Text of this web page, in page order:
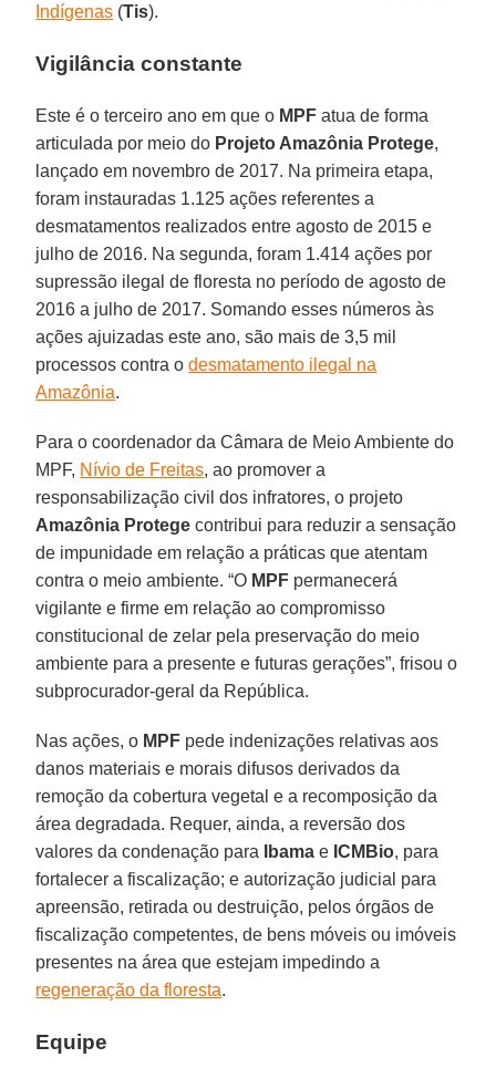
Indígenas (Tis).
Vigilância constante
Este é o terceiro ano em que o MPF atua de forma
articulada por meio do Projeto Amazônia Protege,
lançado em novembro de 2017. Na primeira etapa,
foram instauradas 1.125 ações referentes a
desmatamentos realizados entre agosto de 2015 e
julho de 2016. Na segunda, foram 1.414 ações por
supressão ilegal de floresta no período de agosto de
2016 a julho de 2017. Somando esses números às
ações ajuizadas este ano, são mais de 3,5 mil
processos contra o desmatamento ilegal na
Amazônia.
Para o coordenador da Câmara de Meio Ambiente do
MPF, Nívio de Freitas, ao promover a
responsabilização civil dos infratores, o projeto
Amazônia Protege contribui para reduzir a sensação
de impunidade em relação a práticas que atentam
contra o meio ambiente. “O MPF permanecerá
vigilante e firme em relação ao compromisso
constitucional de zelar pela preservação do meio
ambiente para a presente e futuras gerações”, frisou o
subprocurador-geral da República.
Nas ações, o MPF pede indenizações relativas aos
danos materiais e morais difusos derivados da
remoção da cobertura vegetal e a recomposição da
área degradada. Requer, ainda, a reversão dos
valores da condenação para
Ibama e ICMBio, para
fortalecer a fiscalização; e autorização judicial para
apreensão, retirada ou destruição, pelos órgãos de
fiscalização competentes, de bens móveis ou imóveis
presentes na área que estejam impedindo a
regeneração da floresta.
Equipe